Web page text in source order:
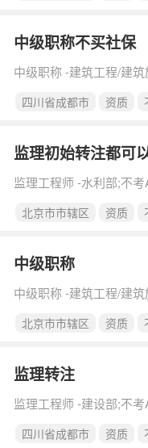
中级职称不买社保
中级职称 -建筑工程/建
四川省成都市
资质
监理初始转注都可
监理工程师 -水利部;不
北京市市辖区
资质
中级职称
中级职称 -建筑工程/建
北京市市辖区
资质
监理转注
监理工程师 -建设部;不
四川省成都市
资质